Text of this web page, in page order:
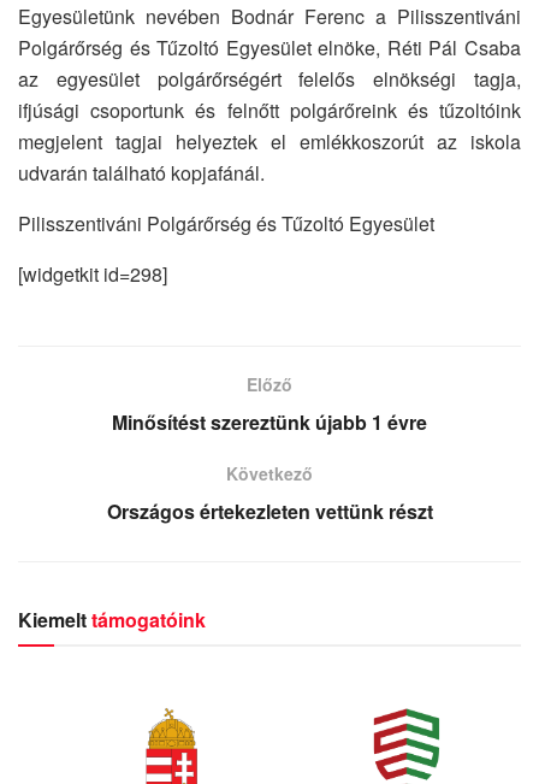
Egyesületünk nevében Bodnár Ferenc a Pilisszentiváni
Polgárőrség és Tűzoltó Egyesület elnöke, Réti Pál Csaba
az egyesület polgárőrségért felelős elnökségi tagja,
ifjúsági csoportunk és felnőtt polgárőreink és tűzoltóink
megjelent tagjai helyeztek el emlékkoszorút az iskola
udvarán található kopjafánál.
Pilisszentiváni Polgárőrség és Tűzoltó Egyesület
[widgetkit id=298]
Előző
Minősítést szereztünk újabb 1 évre
Következő
Országos értekezleten vettünk részt
Kiemelttámogatóink